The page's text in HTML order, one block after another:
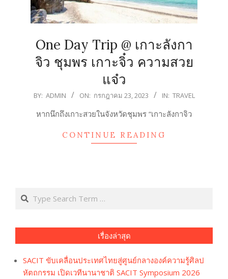
One Day Trip @ เกาะลังกา
จิว ชุมพร เกาะจิ๋ว ความสวย
แจ๋ว
2023-
23
BY: ADMIN ON: กรกฎาคม 23, 2023 IN: TRAVEL
หากนึกถึงเกาะสวยในจังหวัดชุมพร “เกาะลังกาจิว
CONTINUE READING
Search
เรื่องล่าสุด
SACIT ขับเคลื่อนประเทศไทยสู่ศูนย์กลางองค์ความรู้ศิลป
หัตถกรรม เปิดเวทีนานาชาติ SACIT Symposium 2026